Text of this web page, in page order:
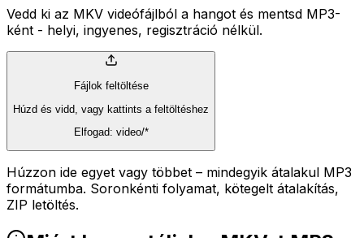
Vedd ki az MKV videófájlból a hangot és mentsd MP3-
ként - helyi, ingyenes, regisztráció nélkül.
Fájlok feltöltése
Húzd és vidd, vagy kattints a feltöltéshez
Elfogad: video/*
Húzzon ide egyet vagy többet – mindegyik átalakul MP3
formátumba. Soronkénti folyamat, kötegelt átalakítás,
ZIP letöltés.